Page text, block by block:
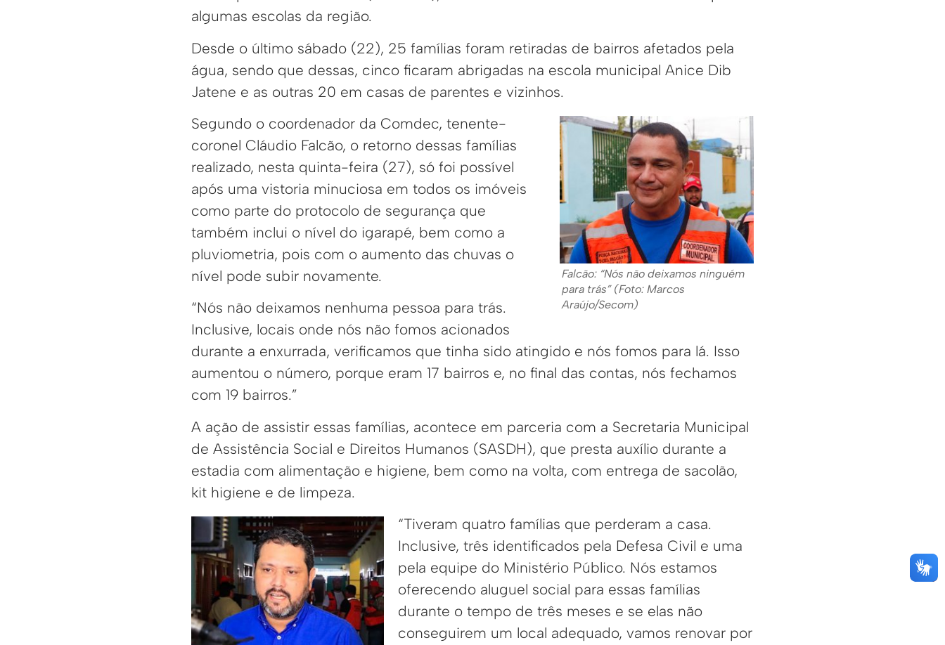
algumas escolas da região.
Desde o último sábado (22), 25 famílias foram retiradas de bairros afetados pela
água, sendo que dessas, cinco ficaram abrigadas na escola municipal Anice Dib
Jatene e as outras 20 em casas de parentes e vizinhos.
Falcão: “Nós não deixamos ninguém
para trás” (Foto: Marcos
Araújo/Secom)
Segundo o coordenador da Comdec, tenente-
coronel Cláudio Falcão, o retorno dessas famílias
realizado, nesta quinta-feira (27), só foi possível
após uma vistoria minuciosa em todos os imóveis
como parte do protocolo de segurança que
também inclui o nível do igarapé, bem como a
pluviometria, pois com o aumento das chuvas o
nível pode subir novamente.
“Nós não deixamos nenhuma pessoa para trás.
Inclusive, locais onde nós não fomos acionados
durante a enxurrada, verificamos que tinha sido atingido e nós fomos para lá. Isso
aumentou o número, porque eram 17 bairros e, no final das contas, nós fechamos
com 19 bairros.”
A ação de assistir essas famílias, acontece em parceria com a Secretaria Municipal
de Assistência Social e Direitos Humanos (SASDH), que presta auxílio durante a
estadia com alimentação e higiene, bem como na volta, com entrega de sacolão,
kit higiene e de limpeza.
“Tiveram quatro famílias que perderam a casa.
Inclusive, três identificados pela Defesa Civil e uma
pela equipe do Ministério Público. Nós estamos
oferecendo aluguel social para essas famílias
durante o tempo de três meses e se elas não
conseguirem um local adequado, vamos renovar por